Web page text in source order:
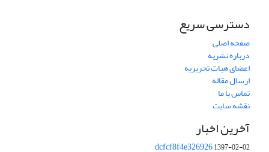
دسترسی سریع
صفحه اصلی
درباره نشریه
اعضای هیات تحریریه
ارسال مقاله
تماس با ما
نقشه سایت
آخرین اخبار
dcfcf8f4e3269261397-02-02